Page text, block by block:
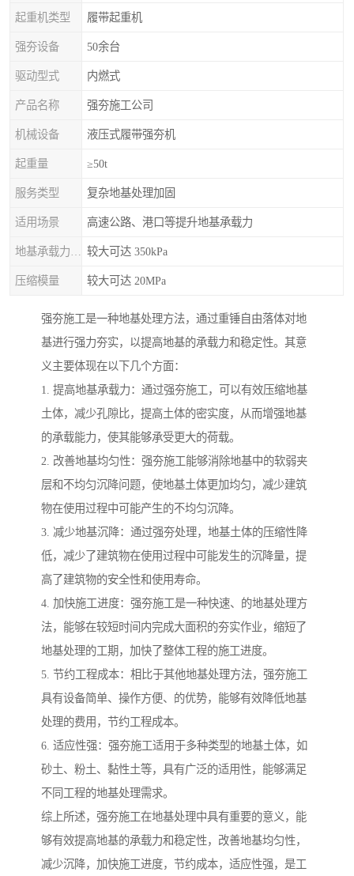
起重机类型 履带起重机
强夯设备 50余台
驱动型式 内燃式
产品名称 强夯施工公司
机械设备 液压式履带强夯机
起重量 ≥50t
服务类型 复杂地基处理加固
适用场景 高速公路、港口等提升地基承载力
较大可达 350kPa
压缩模量 较大可达 20MPa
强夯施工是一种地基处理方法，通过重锤自由落体对地
基进行强力夯实，以提高地基的承载力和稳定性。其意
义主要体现在以下几个方面：
1. 提高地基承载力：通过强夯施工，可以有效压缩地基
土体，减少孔隙比，提高土体的密实度，从而增强地基
的承载能力，使其能够承受更大的荷载。
2. 改善地基均匀性：强夯施工能够消除地基中的软弱夹
层和不均匀沉降问题，使地基土体更加均匀，减少建筑
物在使用过程中可能产生的不均匀沉降。
3. 减少地基沉降：通过强夯处理，地基土体的压缩性降
低，减少了建筑物在使用过程中可能发生的沉降量，提
高了建筑物的安全性和使用寿命。
4. 加快施工进度：强夯施工是一种快速、的地基处理方
法，能够在较短时间内完成大面积的夯实作业，缩短了
地基处理的工期，加快了整体工程的施工进度。
5. 节约工程成本：相比于其他地基处理方法，强夯施工
具有设备简单、操作方便、的优势，能够有效降低地基
处理的费用，节约工程成本。
6. 适应性强：强夯施工适用于多种类型的地基土体，如
砂土、粉土、黏性土等，具有广泛的适用性，能够满足
不同工程的地基处理需求。
综上所述，强夯施工在地基处理中具有重要的意义，能
够有效提高地基的承载力和稳定性，改善地基均匀性，
减少沉降，加快施工进度，节约成本，适应性强，是工